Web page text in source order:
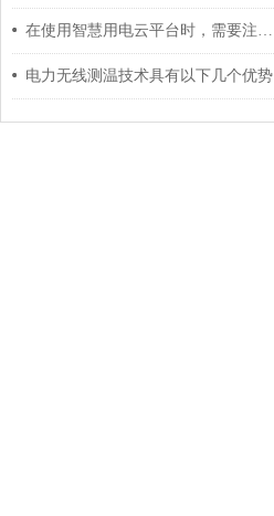
在使用智慧用电云平台时，需要注意哪些问题？
电力无线测温技术具有以下几个优势